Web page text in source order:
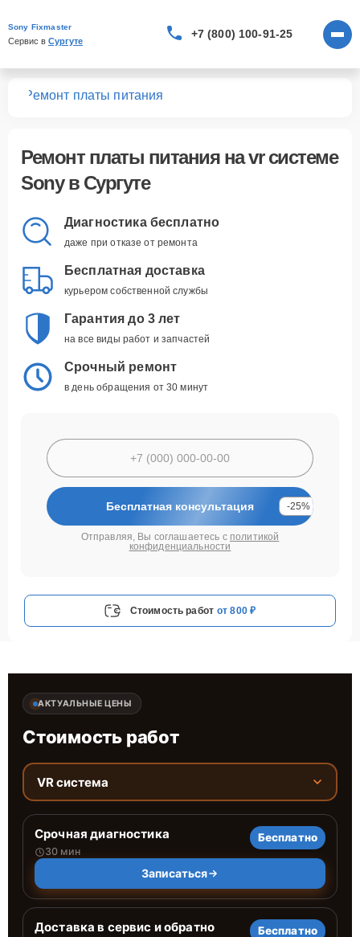
Sony Fixmaster
Сервис в Сургуте
+7 (800) 100-91-25
Ремонт платы питания
Ремонт платы питанияна vr системе
Sony в Сургуте
Диагностика бесплатно
даже при отказе от ремонта
Бесплатная доставка
курьером собственной службы
Гарантия до 3 лет
на все виды работ и запчастей
Срочный ремонт
в день обращения от 30 минут
Бесплатная консультация -25%
Отправляя, Вы соглашаетесь с политикой
конфиденциальности
Стоимость работ от 800 ₽
АКТУАЛЬНЫЕ ЦЕНЫ
Стоимость работ
VR система
Срочная диагностика
30 мин
Бесплатно
Записаться
Доставка в сервис и обратно Бесплатно